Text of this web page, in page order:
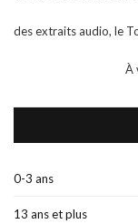
des extraits audio, le
À
0-3 ans
13 ans et plus